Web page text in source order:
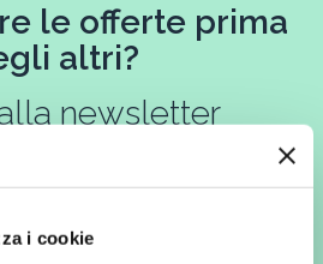
i cookie
le offerte prima
altri?
newsletter
letto l’informativa